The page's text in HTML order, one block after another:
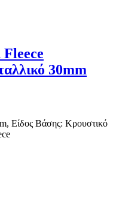
30mm
Είδος Βάσης: Κρουστικό